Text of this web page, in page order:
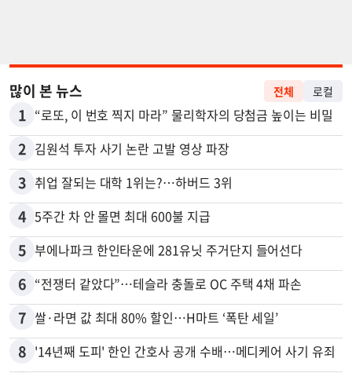
많이 본 뉴스 전체 로컬
1 “로또, 이 번호 찍지 마라” 물리학자의 당첨금 높이는 비밀
2 김원석 투자 사기 논란 고발 영상 파장
3 취업 잘되는 대학 1위는?…하버드 3위
4 5주간 차 안 몰면 최대 600불 지급
5 부에나파크 한인타운에 281유닛 주거단지 들어선다
6 “전쟁터 같았다”…테슬라 충돌로 OC 주택 4채 파손
7 쌀·라면 값 최대 80% 할인…H마트 ‘폭탄 세일’
8 '14년째 도피' 한인 간호사 공개 수배…메디케어 사기 유죄